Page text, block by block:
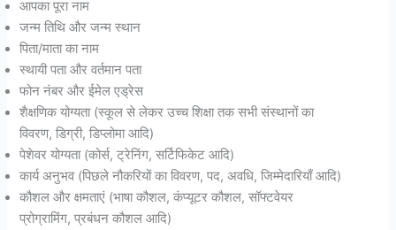
आपका पूरा नाम
जन्म तिथि और जन्म स्थान
पिता/माता का नाम
स्थायी पता और वर्तमान पता
फोन नंबर और ईमेल एड्रेस
शैक्षणिक योग्यता (स्कूल से लेकर उच्च शिक्षा तक सभी संस्थानों का
विवरण, डिग्री, डिप्लोमा आदि)
पेशेवर योग्यता (कोर्स, ट्रेनिंग, सर्टिफिकेट आदि)
कार्य अनुभव (पिछले नौकरियों का विवरण, पद, अवधि, जिम्मेदारियाँ आदि)
कौशल और क्षमताएं (भाषा कौशल, कंप्यूटर कौशल, सॉफ्टवेयर
प्रोग्रामिंग, प्रबंधन कौशल आदि)